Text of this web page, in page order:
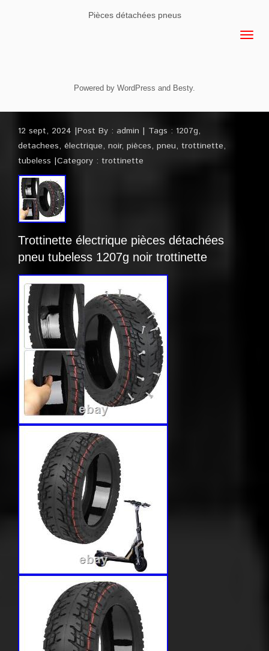
Pièces détachées pneus
Powered by WordPress and Besty.
12 sept, 2024 Post By : admin Tags : 1207g,
detachees, électrique, noir, pièces, pneu, trottinette,
tubeless Category : trottinette
Trottinette électrique pièces détachées
pneu tubeless 1207g noir trottinette